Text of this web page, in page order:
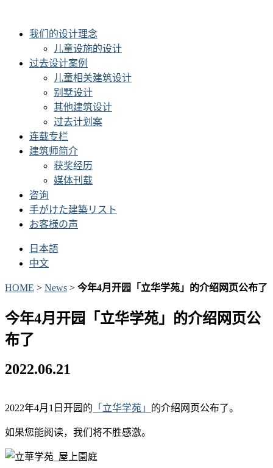
我们的设计理念
儿童设施的设计
过去设计案例
儿童相关建筑设计
别墅设计
其他建筑设计
过去计划案
连载专栏
建筑师简介
获奖经历
媒体刊载
咨询
手がけた建築リスト
お客様の声
日本語
中文
HOME > News > 今年4月开园「立华学苑」的介绍网页公布了
今年4月开园「立华学苑」的介绍网页公
布了
2022.06.21
2022年4月1日开园的 「立华学苑」 的介绍网页公布了。
如果您能阅读，我们将不胜感激。